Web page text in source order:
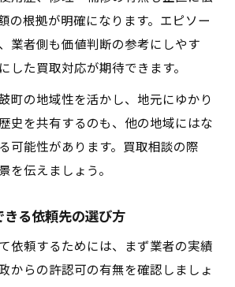
の根拠が明確になります。エピソー
業者側も価値判断の参考にしやす
した買取対応が期待できます。
町の地域性を活かし、地元にゆかり
史を共有するのも、他の地域にはな
可能性があります。買取相談の際
を伝えましょう。
きる依頼先の選び方
依頼するためには、まず業者の実績
からの許認可の有無を確認しましょ